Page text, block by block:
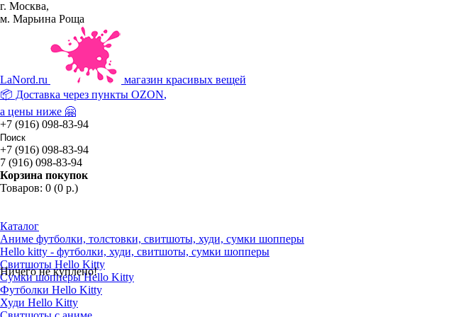
г. Москва,
м. Марьина Роща
LaNord.ru
магазин красивых вещей
📦 Доставка через пункты OZON,
а цены ниже 🤗
+7 (916) 098-83-94
+7 (916) 098-83-94
7 (916) 098-83-94
Корзина покупок
Товаров: 0 (0 р.)
Ничего не куплено!
Каталог
Аниме футболки, толстовки, свитшоты, худи, сумки шопперы
Hello kitty - футболки, худи, свитшоты, сумки шопперы
Свитшоты Hello Kitty
Сумки шопперы Hello Kitty
Футболки Hello Kitty
Худи Hello Kitty